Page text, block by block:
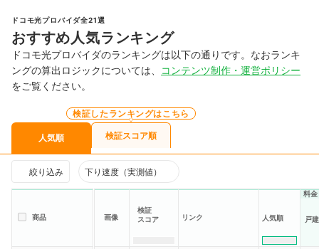
ドコモ光プロバイダ全21選
おすすめ人気ランキング
ドコモ光プロバイダのランキングは以下の通りです。なおランキ
ングの算出ロジックについては、
コンテンツ制作・運営ポリシー
をご覧ください。
人気順
検証したランキングはこちら
検証スコア順
絞り込み 下り速度（実測値）
商品 画像
検証
スコア
リンク 人気順
料金
戸